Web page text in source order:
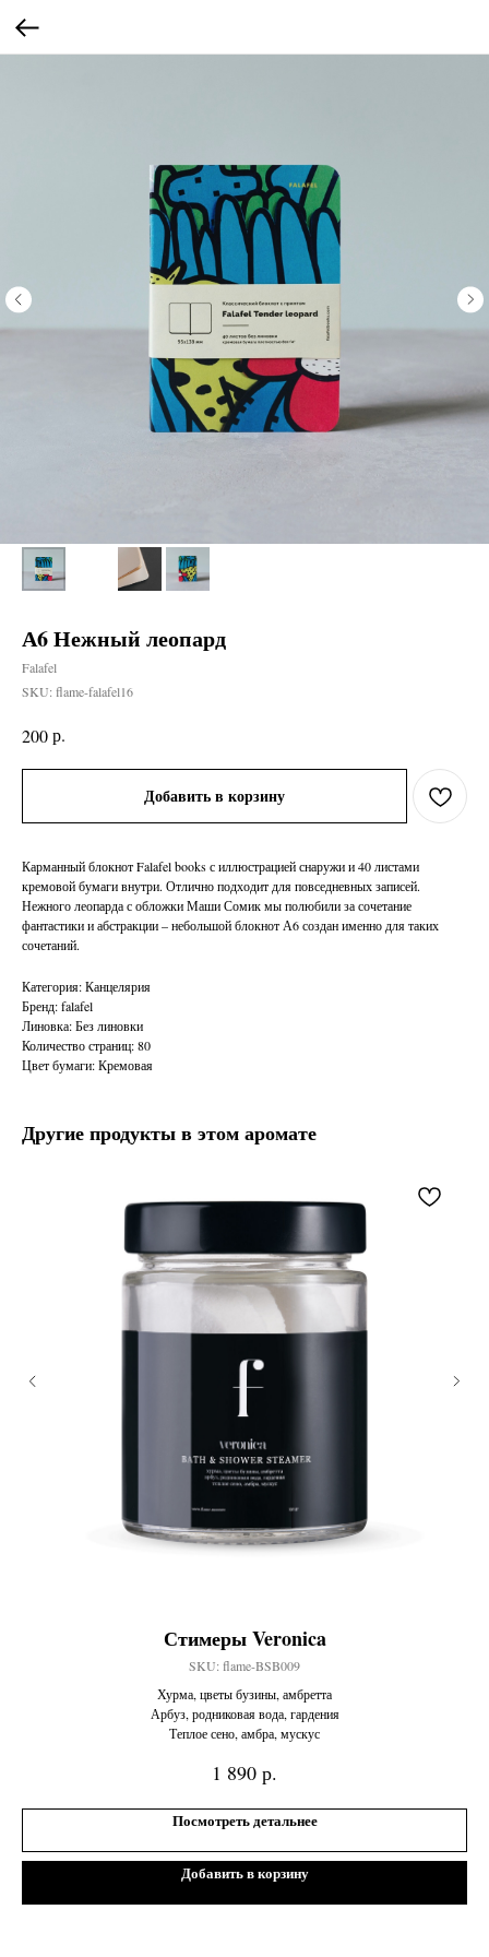
А6 Нежный леопард
Falafel
SKU: flame-falafel16
200р.
Добавить в корзину
Карманный блокнот Falafel books с иллюстрацией снаружи и 40 листами
кремовой бумаги внутри. Отлично подходит для повседневных записей.
Нежного леопарда с обложки Маши Сомик мы полюбили за сочетание
фантастики и абстракции – небольшой блокнот А6 создан именно для таких
сочетаний.
Категория: Канцелярия
Бренд: falafel
Линовка: Без линовки
Количество страниц: 80
Цвет бумаги: Кремовая
Другие продукты в этом аромате
Стимеры Veronica
SKU: flame-BSB009
Хурма, цветы бузины, амбретта
Арбуз, родниковая вода, гардения
Теплое сено, амбра, мускус
1 890 р.
Посмотреть детальнее
Добавить в корзину